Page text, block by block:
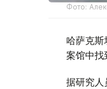
Фото:
哈萨克
案馆中找
据研究